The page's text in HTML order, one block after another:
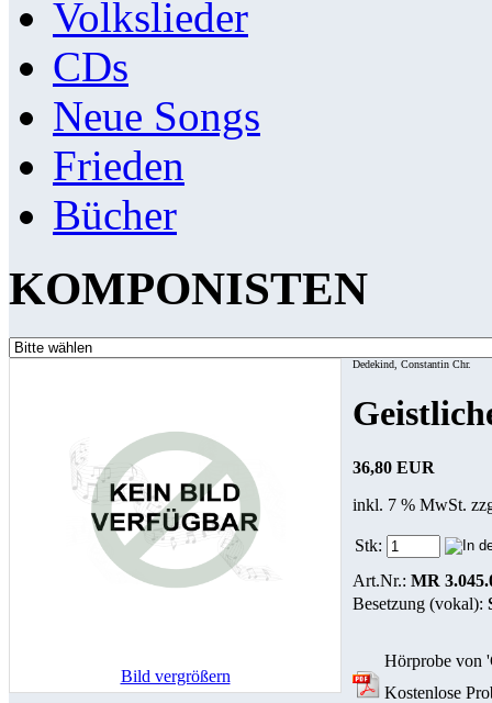
Volkslieder
CDs
Neue Songs
Frieden
Bücher
KOMPONISTEN
Bild vergrößern
Dedekind, Constantin Chr.
36,80 EUR
inkl. 7 % MwSt.
Stk:
Art.Nr.: MR
Besetzung (vokal):
Hörprobe von
Kostenlose